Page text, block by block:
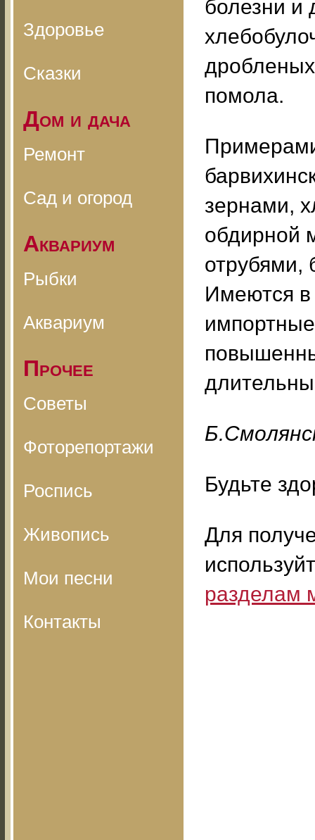
Здоровье
Сказки
Дом и дача
Ремонт
Сад и огород
Аквариум
Рыбки
Аквариум
Прочее
Советы
Фоторепортажи
Роспись
Живопись
Мои песни
Контакты
болезни и
дробленых
помола.
зернами,
обдирной
отрубями,
Имеются в
Будьте
Для
разделам